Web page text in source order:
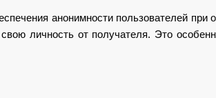
анонимности пользователей
личность от получателя. Это